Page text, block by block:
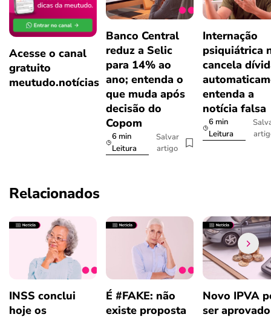
Acesse o canal
gratuito
meutudo.notícias
Banco Central
reduz a Selic
para 14% ao
ano; entenda o
que muda após
decisão do
Copom
6 min
Leitura
Salvar
artigo
Internação
psiquiátrica
cancela
entenda a
notícia falsa
6 min
Leitura
Relacionados
INSS conclui
hoje os
É #FAKE: não
existe proposta
Novo IPVA
ser